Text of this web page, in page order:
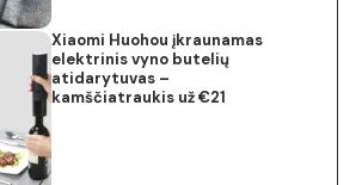
Xiaomi Huohou įkraunamas
elektrinis vyno butelių
atidarytuvas –
kamščiatraukis už €21